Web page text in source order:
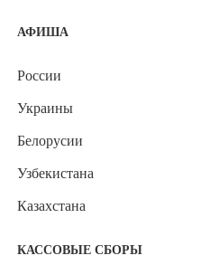
АФИША
России
Украины
Белорусии
Узбекистана
Казахстана
КАССОВЫЕ СБОРЫ